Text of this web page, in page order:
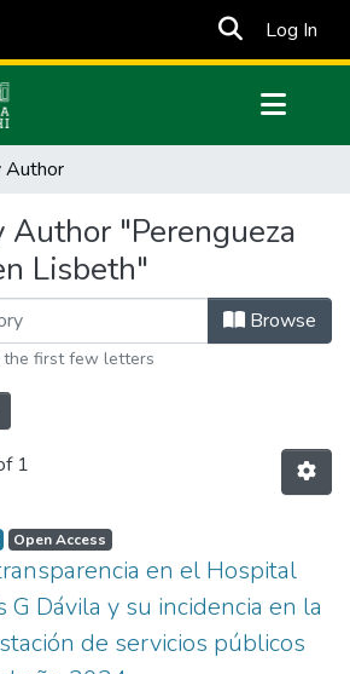
Log In
Author
"Perengueza
Lisbeth"
Browse
the first few letters
1
Open Access
en el Hospital
G Dávila y su incidencia en la
de servicios públicos